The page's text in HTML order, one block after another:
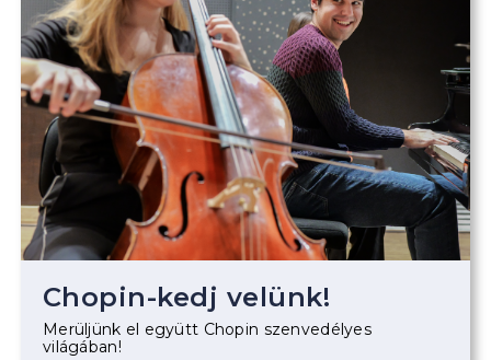
Chopin-kedj velünk!
Merüljünk el együtt Chopin szenvedélyes
világában!